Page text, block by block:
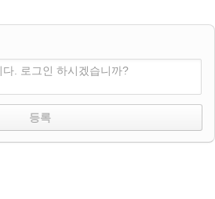
. 로그인 하시겠습니까?